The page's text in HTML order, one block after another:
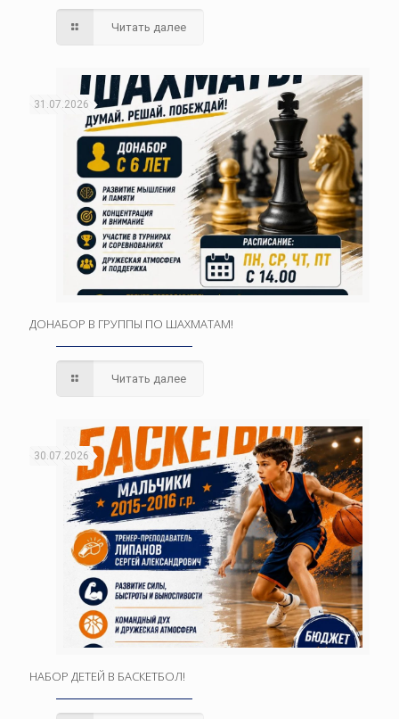
Читать далее
31.07.2026
ДОНАБОР В ГРУППЫ ПО ШАХМАТАМ!
Читать далее
30.07.2026
НАБОР ДЕТЕЙ В БАСКЕТБОЛ!